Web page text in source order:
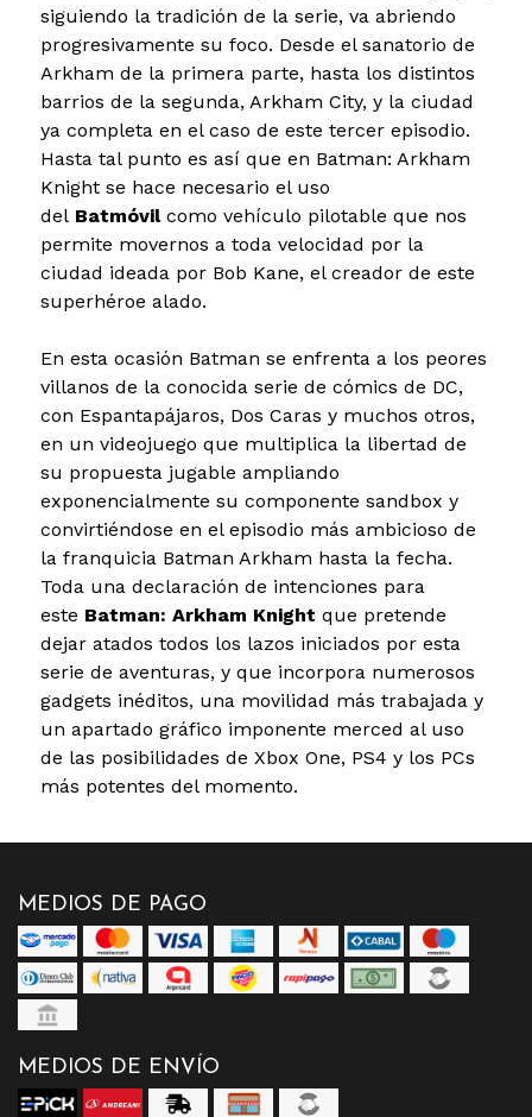
siguiendo la tradición de la serie, va abriendo
progresivamente su foco. Desde el sanatorio de
Arkham de la primera parte, hasta los distintos
barrios de la segunda, Arkham City, y la ciudad
ya completa en el caso de este tercer episodio.
Hasta tal punto es así que en Batman: Arkham
Knight se hace necesario el uso
del Batmóvilcomo vehículo pilotable que nos
permite movernos a toda velocidad por la
ciudad ideada por Bob Kane, el creador de este
superhéroe alado.
En esta ocasión Batman se enfrenta a los peores
villanos de la conocida serie de cómics de DC,
con Espantapájaros, Dos Caras y muchos otros,
en un videojuego que multiplica la libertad de
su propuesta jugable ampliando
exponencialmente su componente sandbox y
convirtiéndose en el episodio más ambicioso de
la franquicia Batman Arkham hasta la fecha.
Toda una declaración de intenciones para
este Batman: Arkham Knight que pretende
dejar atados todos los lazos iniciados por esta
serie de aventuras, y que incorpora numerosos
gadgets inéditos, una movilidad más trabajada y
un apartado gráfico imponente merced al uso
de las posibilidades de Xbox One, PS4 y los PCs
más potentes del momento.
MEDIOS DE PAGO
MEDIOS DE ENVÍO